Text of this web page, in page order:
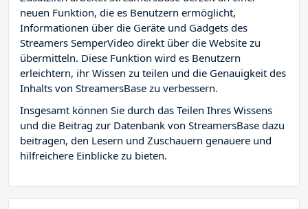
neuen Funktion, die es Benutzern ermöglicht,
Informationen über die Geräte und Gadgets des
Streamers SemperVideo direkt über die Website zu
übermitteln. Diese Funktion wird es Benutzern
erleichtern, ihr Wissen zu teilen und die Genauigkeit des
Inhalts von StreamersBase zu verbessern.
Insgesamt können Sie durch das Teilen Ihres Wissens
und die Beitrag zur Datenbank von StreamersBase dazu
beitragen, den Lesern und Zuschauern genauere und
hilfreichere Einblicke zu bieten.